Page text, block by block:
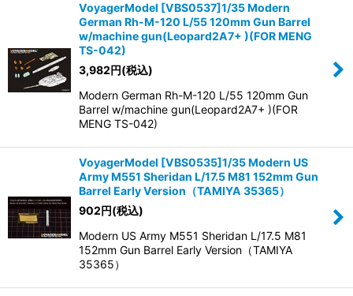
VoyagerModel [VBS0537]1/35 Modern
German Rh-M-120 L/55 120mm Gun Barrel
w/machine gun(Leopard2A7+ )(FOR MENG
TS-042)
3,982円(税込)
Modern German Rh-M-120 L/55 120mm Gun
Barrel w/machine gun(Leopard2A7+ )(FOR
MENG TS-042)
VoyagerModel [VBS0535]1/35 Modern US
Army M551 Sheridan L/17.5 M81 152mm Gun
Barrel Early Version（TAMIYA 35365）
902円(税込)
Modern US Army M551 Sheridan L/17.5 M81
152mm Gun Barrel Early Version（TAMIYA
35365）